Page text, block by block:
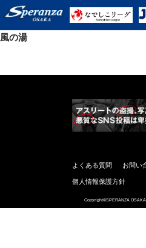
風の湯
よくある質問 お問い
個人情報保護方針
Copyright©SPERANZA